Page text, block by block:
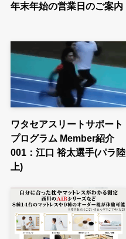
年末年始の営業日のご案内
ワタセアスリートサポート
プログラム Member紹介
001：江口 裕太選手(パラ陸
上)